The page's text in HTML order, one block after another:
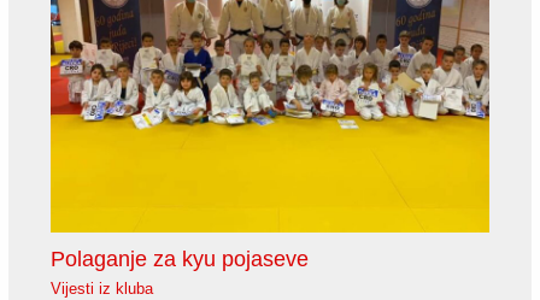
Polaganje za kyu pojaseve
Vijesti iz kluba